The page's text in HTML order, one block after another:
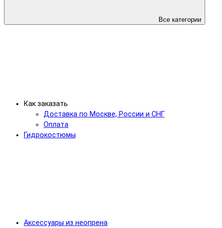
Все категории
Как заказать
Доставка по Москве, России и СНГ
Оплата
Гидрокостюмы
Аксессуары из неопрена